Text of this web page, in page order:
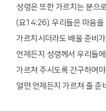
성령은 또한 가르치는 분으
(요14:26). 우리들은 마음을
가르치시더라도 배울 준비
언제든지 성령께서 우리들
가르쳐 주시도록 간구하여
열면 언제든지 가르쳐 줄 준